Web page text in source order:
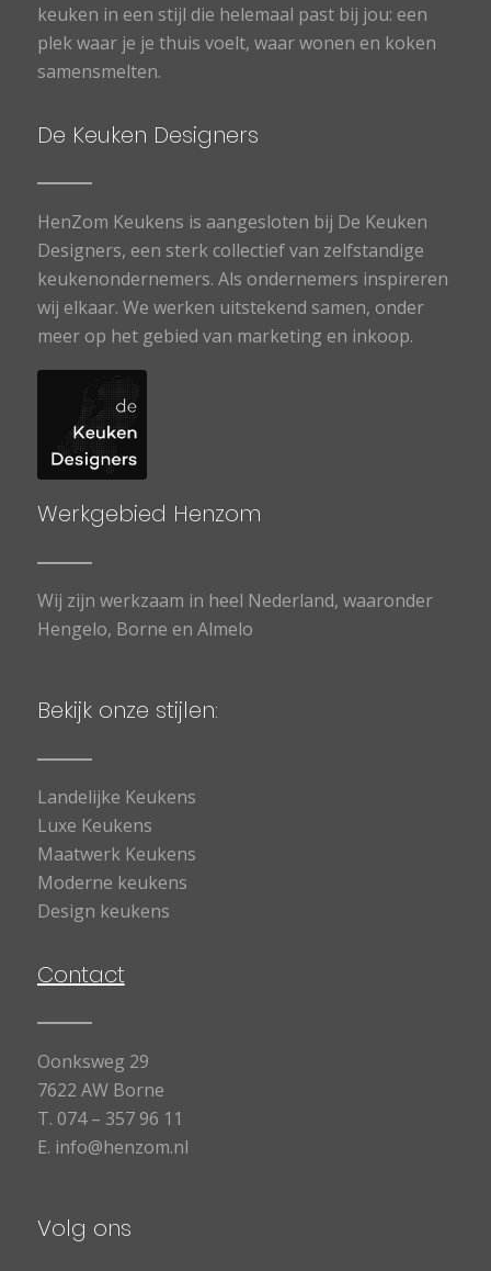
keuken in een stijl die helemaal past bij jou: een
plek waar je je thuis voelt, waar wonen en koken
samensmelten.
De Keuken Designers
HenZom Keukens is aangesloten bij De Keuken
Designers, een sterk collectief van zelfstandige
keukenondernemers. Als ondernemers inspireren
wij elkaar. We werken uitstekend samen, onder
meer op het gebied van marketing en inkoop.
Werkgebied Henzom
Wij zijn werkzaam in heel Nederland, waaronder
Hengelo, Borne en Almelo
Bekijk onze stijlen:
Landelijke Keukens
Luxe Keukens
Maatwerk Keukens
Moderne keukens
Design keukens
Contact
Oonksweg 29
7622 AW Borne
T. 074 – 357 96 11
E. info@henzom.nl
Volg ons